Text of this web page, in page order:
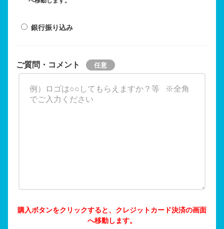
銀行振り込み
ご質問・コメント
購入ボタンをクリックすると、クレジットカード決済の画面
へ移動します。